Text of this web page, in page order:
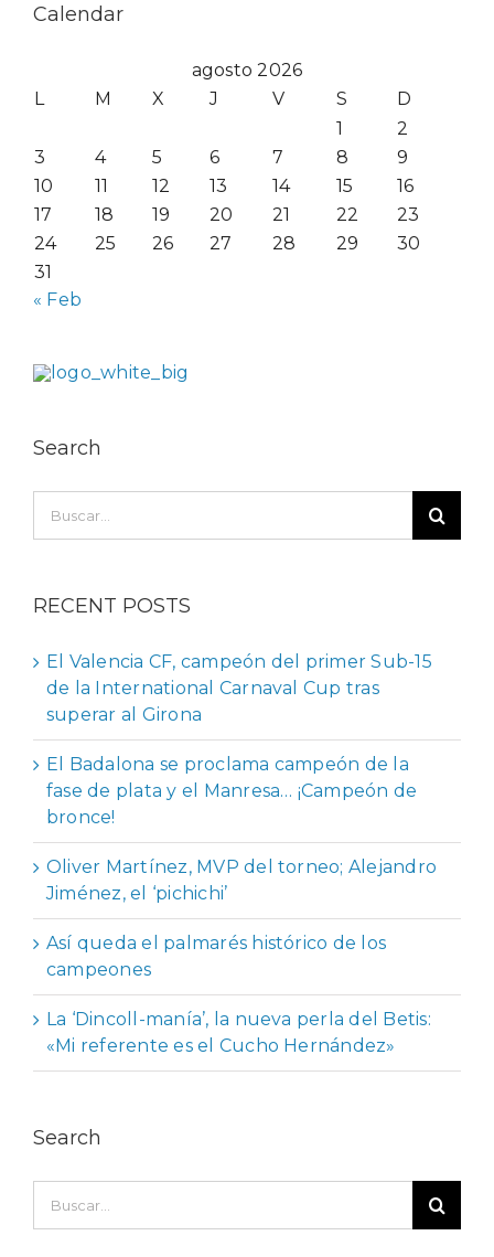
Calendar
agosto 2026
L
M X J V S
D
1
2
3
4 5 6 7 8
9
10
11 12 13 14 15
16
17
18 19 20 21 22
23
24
25 26 27 28 29
30
31
« Feb
Search
RECENT POSTS
El Valencia CF, campeón del primer Sub-15
de la International Carnaval Cup tras
superar al Girona
El Badalona se proclama campeón de la
fase de plata y el Manresa… ¡Campeón de
bronce!
Oliver Martínez, MVP del torneo; Alejandro
Jiménez, el ‘pichichi’
Así queda el palmarés histórico de los
campeones
La ‘Dincoll-manía’, la nueva perla del Betis:
«Mi referente es el Cucho Hernández»
Search